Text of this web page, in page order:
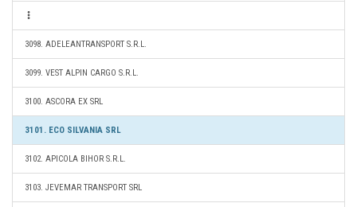
3098. ADELEANTRANSPORT S.R.L.
3099. VEST ALPIN CARGO S.R.L.
3100. ASCORA EX SRL
3101. ECO SILVANIA SRL
3102. APICOLA BIHOR S.R.L.
3103. JEVEMAR TRANSPORT SRL